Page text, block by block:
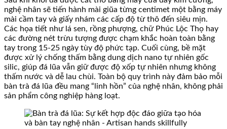
nghệ nhân sẽ tiến hành mài giũa từng centimet một bằng máy
mài cầm tay và giấy nhám các cấp độ từ thô đến siêu mịn.
Các họa tiết như lá sen, rồng phượng, chữ Phúc Lộc Thọ hay
các đường nét trừu tượng được chạm khắc hoàn toàn bằng
tay trong 15-25 ngày tùy độ phức tạp. Cuối cùng, bề mặt
được xử lý chống thấm bằng dung dịch nano tự nhiên gốc
silic, giúp đá lũa vẫn giữ được độ xốp tự nhiên nhưng không
thấm nước và dễ lau chùi. Toàn bộ quy trình này đảm bảo mỗi
bàn trà đá lũa đều mang “linh hồn” của nghệ nhân, không phải
sản phẩm công nghiệp hàng loạt.